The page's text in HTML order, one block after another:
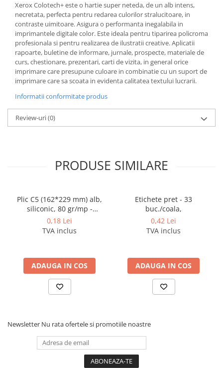
Stilouri
Radiere
Creta scolara
Plastilina
Echere, rigle, raportoare, compase,
sabloane, truse geometrie
Echere
Compas scolar
Markere evidentiatoare text
Markere speciale pentru desen
Pixuri si rezerve
Produse Craft
Genti laptop
Carti si jocuri pentru copii
Jocuri / Party
Coperti scolare
Diverse articole pentru scoala
Xerox Colotech+ este o hartie super neteda, de un alb intens,
necretata, perfecta pentru redarea culorilor stralucitoare, in
contraste uimitoare. Asigura o performanta inegalabila in
imprimantele digitale color. Este ideala pentru tiparirea policroma
profesionala si pentru realizarea de ilustratii creative. Aplicatii
rapoarte, buletine de informare, jurnale, prospecte, materiale de
curs, chestionare, prezentari, carti de vizita, in general orice
imprimare care presupune culoare in combinatie cu un suport de
imprimare care sa scoata in evidenta calitatea textului lucrarii.
Informatii conformitate produs
Review-uri(0)
PRODUSE SIMILARE
Plic C5 (162*229 mm) alb,
siliconic, 80 gr/mp -
deschidere pe latura mica
0,18 Lei
TVA inclus
ADAUGA IN COS
Etichete pret - 33
buc./coala,
0,42 Lei
TVA inclus
ADAUGA IN COS
Newsletter Nu rata ofertele si promotiile noastre